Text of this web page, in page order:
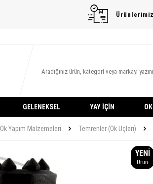
GELENEKSEL YAY İÇIN
Ok Yapım Malzemeleri Temrenler (Ok Uçları)
YENI
Ürün